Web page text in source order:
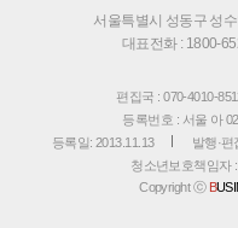
서울특별시 성동구 성
대표전화 : 1800-
편집국 : 070-4010-
등록번호 : 서울 아
등록일: 2013.11.13
발행·
청소년보호책임자
Copyright ⓒ B